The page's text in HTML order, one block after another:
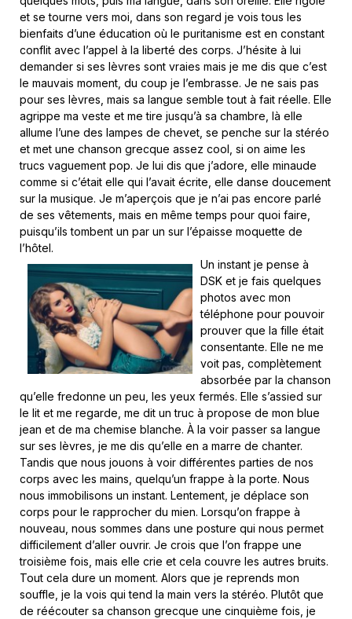
et se tourne vers moi, dans son regard je vois tous les
bienfaits d’une éducation où le puritanisme est en constant
conflit avec l’appel à la liberté des corps. J’hésite à lui
demander si ses lèvres sont vraies mais je me dis que c’est
le mauvais moment, du coup je l’embrasse. Je ne sais pas
pour ses lèvres, mais sa langue semble tout à fait réelle. Elle
agrippe ma veste et me tire jusqu’à sa chambre, là elle
allume l’une des lampes de chevet, se penche sur la stéréo
et met une chanson grecque assez cool, si on aime les
trucs vaguement pop. Je lui dis que j’adore, elle minaude
comme si c’était elle qui l’avait écrite, elle danse doucement
sur la musique. Je m’aperçois que je n’ai pas encore parlé
de ses vêtements, mais en même temps pour quoi faire,
puisqu’ils tombent un par un sur l’épaisse moquette de
l’hôtel.
Un instant je pense à
DSK et je fais quelques
photos avec mon
téléphone pour pouvoir
prouver que la fille était
consentante. Elle ne me
voit pas, complètement
absorbée par la chanson
qu’elle fredonne un peu, les yeux fermés. Elle s’assied sur
le lit et me regarde, me dit un truc à propose de mon blue
jean et de ma chemise blanche. À la voir passer sa langue
sur ses lèvres, je me dis qu’elle en a marre de chanter.
Tandis que nous jouons à voir différentes parties de nos
corps avec les mains, quelqu’un frappe à la porte. Nous
nous immobilisons un instant. Lentement, je déplace son
corps pour le rapprocher du mien. Lorsqu’on frappe à
nouveau, nous sommes dans une posture qui nous permet
difficilement d’aller ouvrir. Je crois que l’on frappe une
troisième fois, mais elle crie et cela couvre les autres bruits.
Tout cela dure un moment. Alors que je reprends mon
souffle, je la vois qui tend la main vers la stéréo. Plutôt que
de réécouter sa chanson grecque une cinquième fois, je